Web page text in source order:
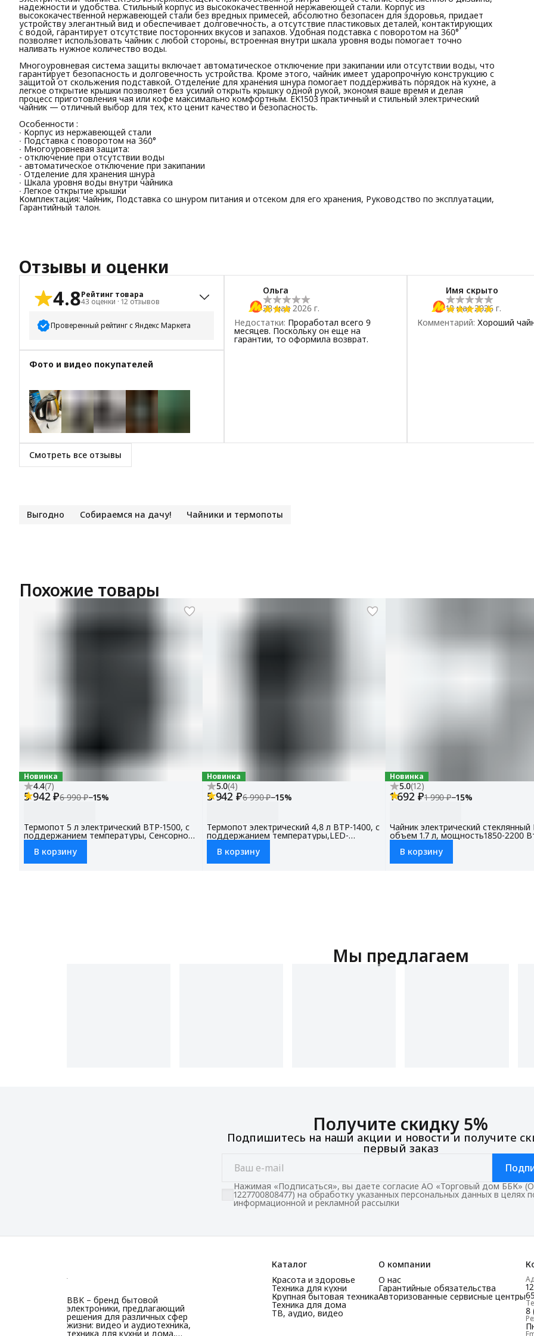
надежности и удобства. Стильный корпус из высококачественной нержавеющей стали. Корпус из
высококачественной нержавеющей стали без вредных примесей, абсолютно безопасен для здоровья, придает
устройству элегантный вид и обеспечивает долговечность, а отсутствие пластиковых деталей, контактирующих
с водой, гарантирует отсутствие посторонних вкусов и запахов. Удобная подставка с поворотом на 360°
позволяет использовать чайник с любой стороны, встроенная внутри шкала уровня воды помогает точно
наливать нужное количество воды.
Многоуровневая система защиты включает автоматическое отключение при закипании или отсутствии воды, что
гарантирует безопасность и долговечность устройства. Кроме этого, чайник имеет ударопрочную конструкцию с
защитой от скольжения подставкой. Отделение для хранения шнура помогает поддерживать порядок на кухне, а
легкое открытие крышки позволяет без усилий открыть крышку одной рукой, экономя ваше время и делая
процесс приготовления чая или кофе максимально комфортным. EK1503 практичный и стильный электрический
чайник — отличный выбор для тех, кто ценит качество и безопасность.
Особенности :
∙ Корпус из нержавеющей стали
∙ Подставка с поворотом на 360°
∙ Многоуровневая защита:
- отключение при отсутствии воды
- автоматическое отключение при закипании
∙ Отделение для хранения шнура
∙ Шкала уровня воды внутри чайника
∙ Легкое открытие крышки
Комплектация: Чайник, Подставка со шнуром питания и отсеком для его хранения, Руководство по эксплуатации,
Гарантийный талон.
Отзывы и оценки
4.8Рейтинг товара
43 оценки · 12 отзывов
Проверенный рейтинг с Яндекс Маркета
5 звёзд
38
4 звезды
2 звезды
1 звезда
Фото и видео покупателей
Ольга
28 мая 2026 г.
Недостатки: Проработал всего 9
месяцев. Поскольку он еще на
гарантии, то оформила возврат.
Имя скрыто
13 мая 2026 г.
Комментарий: Хороший
Смотреть все отзывы
Выгодно Собираемся на дачу! Чайники и термопоты
Похожие товары
Новинка
4.4(7)
5 942 ₽6 990 ₽−15%
Термопот 5 л электрический BTP-1500, с
поддержанием температуры, Сенсорное
управление, Блокировка от детей
В корзину
Новинка
5.0(4)
5 942 ₽6 990 ₽−15%
Термопот электрический 4,8 л BTP-1400, с
поддержанием температуры,LED-
дисплей, Блокировка от детей
В корзину
Новинка
5.0(12)
1 692 ₽1 990 ₽−15%
Чайник электрический стеклянный
объем 1.7 л, мощность1850-2200
контроллер STRIX
В корзину
Мы предлагаем
Получите скидку 5%
Подпишитесь на наши акции и новости и получите
первый заказ
Нажимая «Подписаться», вы даете согласие АО «Торговый дом ББК»
1227700808477) на обработку указанных персональных данных в целях
информационной и рекламной рассылки
BBK – бренд бытовой
электроники, предлагающий
решения для различных сфер
жизни: видео и аудиотехника,
техника для кухни и дома,
Каталог
Красота и здоровье
Техника для кухни
Крупная бытовая техника
Техника для дома
ТВ, аудио, видео
О компании
О нас
Гарантийные обязательства
Авторизованные сервисные центры
8